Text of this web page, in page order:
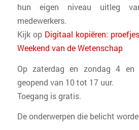
hun eigen niveau uitleg
medewerkers.
Kijk op Digitaal kopiëren:
Weekend van de Wetenschap
Op zaterdag en zondag 4
geopend van 10 tot 17 uur.
Toegang is gratis.
De onderwerpen die belicht